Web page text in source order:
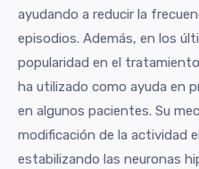
ayudando a reducir la
episodios. Además, en los
popularidad en el
ha utilizado como ayuda en
en algunos pacientes. Su
modificación de la actividad
estabilizando las neuronas